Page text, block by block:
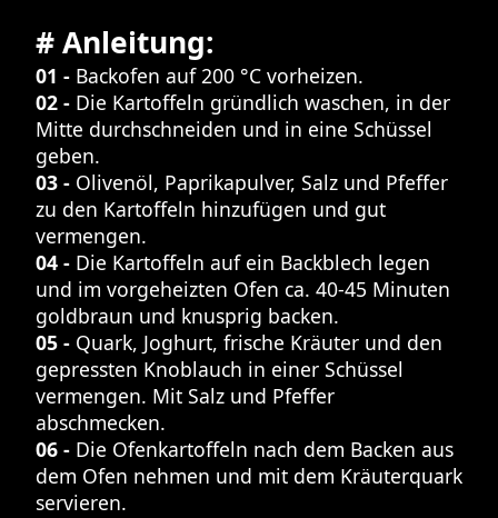
# Anleitung:
01 - Backofen auf 200 °C vorheizen.
02 - Die Kartoffeln gründlich waschen, in der
Mitte durchschneiden und in eine Schüssel
geben.
03 - Olivenöl, Paprikapulver, Salz und Pfeffer
zu den Kartoffeln hinzufügen und gut
vermengen.
04 - Die Kartoffeln auf ein Backblech legen
und im vorgeheizten Ofen ca. 40-45 Minuten
goldbraun und knusprig backen.
05 - Quark, Joghurt, frische Kräuter und den
gepressten Knoblauch in einer Schüssel
vermengen. Mit Salz und Pfeffer
abschmecken.
06 - Die Ofenkartoffeln nach dem Backen aus
dem Ofen nehmen und mit dem Kräuterquark
servieren.